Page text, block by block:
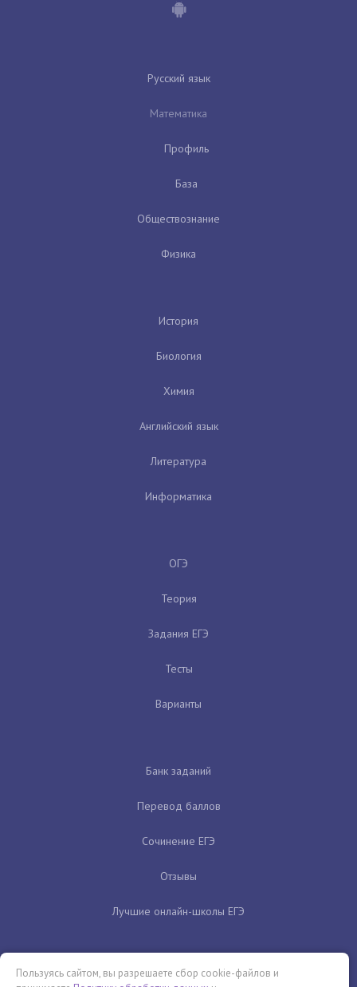
Русский язык
Математика
Профиль
База
Обществознание
Физика
История
Биология
Химия
Английский язык
Литература
Информатика
ОГЭ
Теория
Задания ЕГЭ
Тесты
Варианты
Банк заданий
Перевод баллов
Сочинение ЕГЭ
Отзывы
Лучшие онлайн-школы ЕГЭ
Пользуясь сайтом, вы разрешаете сбор cookie-файлов и